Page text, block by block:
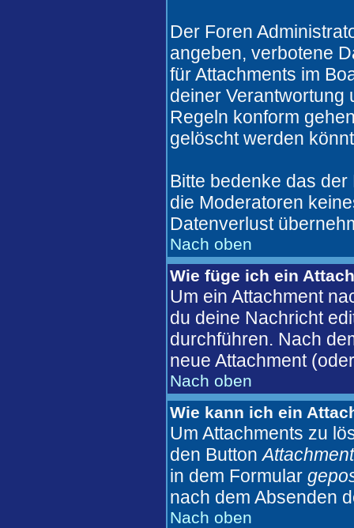
Der Foren
angeben, verbotene
für Attachments im
deiner Verantwortung
Regeln konform
gelöscht werden
Bitte bedenke das
die Moderatoren
Datenverlust
Nach oben
Wie füge ich ein
Um ein Attachment
du deine Nachricht
durchführen. Nach
neue Attachment
Nach oben
Wie kann ich ein
Um Attachments zu
den Button
in dem Formular
nach dem Absenden
Nach oben